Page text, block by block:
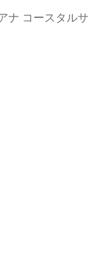
ナ コースタルサ